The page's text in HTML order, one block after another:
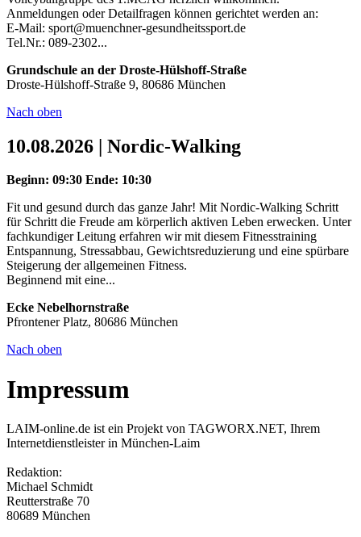
Anmeldungen oder Detailfragen können gerichtet werden an:
E-Mail: sport@muenchner-gesundheitssport.de
Tel.Nr.: 089-2302...
Grundschule an der Droste-Hülshoff-Straße
Droste-Hülshoff-Straße 9, 80686 München
Nach oben
10.08.2026 | Nordic-Walking
Beginn: 09:30 Ende: 10:30
Fit und gesund durch das ganze Jahr! Mit Nordic-Walking Schritt
für Schritt die Freude am körperlich aktiven Leben erwecken. Unter
fachkundiger Leitung erfahren wir mit diesem Fitnesstraining
Entspannung, Stressabbau, Gewichtsreduzierung und eine spürbare
Steigerung der allgemeinen Fitness.
Beginnend mit eine...
Ecke Nebelhornstraße
Pfrontener Platz, 80686 München
Nach oben
Impressum
LAIM-online.de ist ein Projekt von TAGWORX.NET, Ihrem
Internetdienstleister in München-Laim
Redaktion:
Michael Schmidt
Reutterstraße 70
80689 München